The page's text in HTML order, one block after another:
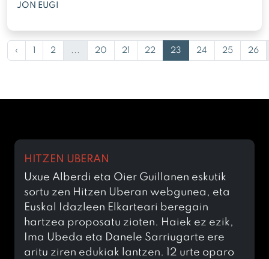
JON EUGI
‹ 1 2 20 21 22 23 24 25 26
HITZEN UBERAN
Uxue Alberdi eta Oier Guillanen eskutik
sortu zen Hitzen Uberan webgunea, eta
Euskal Idazleen Elkarteari beregain
hartzea proposatu zioten. Haiek ez ezik,
Ima Ubeda eta Danele Sarriugarte ere
aritu ziren edukiak lantzen. 12 urte oparo